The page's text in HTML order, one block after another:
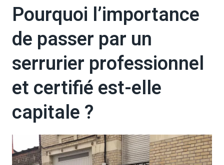
Pourquoi l’importance
de passer par un
serrurier professionnel
et certifié est-elle
capitale ?